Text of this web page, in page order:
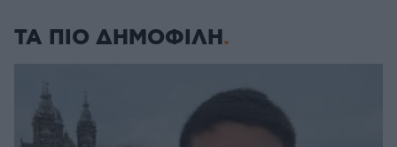
ΤΑ ΠΙΟ ΔΗΜΟΦΙΛΗ